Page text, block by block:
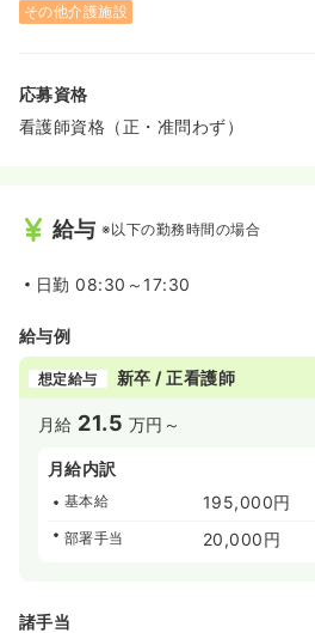
その他介護施設
応募資格
看護師資格（正・准問わず）
給与 ※以下の勤務時間の場合
日勤 08:30～17:30
給与例
想定給与 新卒 / 正看護師
月給 21.5 万円～
月給内訳
基本給 195,000円
部署手当 20,000円
諸手当